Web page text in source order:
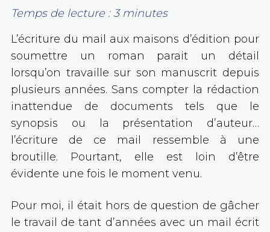
Temps de lecture :3 minutes
L’écriture du mail aux maisons d’édition pour
soumettre un roman parait un détail
lorsqu’on travaille sur son manuscrit depuis
plusieurs années. Sans compter la rédaction
inattendue de documents tels que le
synopsis ou la présentation d’auteur…
l’écriture de ce mail ressemble à une
broutille. Pourtant, elle est loin d’être
évidente une fois le moment venu.
Pour moi, il était hors de question de gâcher
le travail de tant d’années avec un mail écrit